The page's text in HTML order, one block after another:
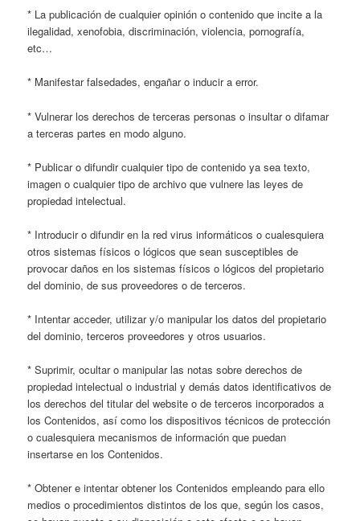
* La publicación de cualquier opinión o contenido que incite a la
ilegalidad, xenofobia, discriminación, violencia, pornografía,
etc…
* Manifestar falsedades, engañar o inducir a error.
* Vulnerar los derechos de terceras personas o insultar o difamar
a terceras partes en modo alguno.
* Publicar o difundir cualquier tipo de contenido ya sea texto,
imagen o cualquier tipo de archivo que vulnere las leyes de
propiedad intelectual.
* Introducir o difundir en la red virus informáticos o cualesquiera
otros sistemas físicos o lógicos que sean susceptibles de
provocar daños en los sistemas físicos o lógicos del propietario
del dominio, de sus proveedores o de terceros.
* Intentar acceder, utilizar y/o manipular los datos del propietario
del dominio, terceros proveedores y otros usuarios.
* Suprimir, ocultar o manipular las notas sobre derechos de
propiedad intelectual o industrial y demás datos identificativos de
los derechos del titular del website o de terceros incorporados a
los Contenidos, así como los dispositivos técnicos de protección
o cualesquiera mecanismos de información que puedan
insertarse en los Contenidos.
* Obtener e intentar obtener los Contenidos empleando para ello
medios o procedimientos distintos de los que, según los casos,